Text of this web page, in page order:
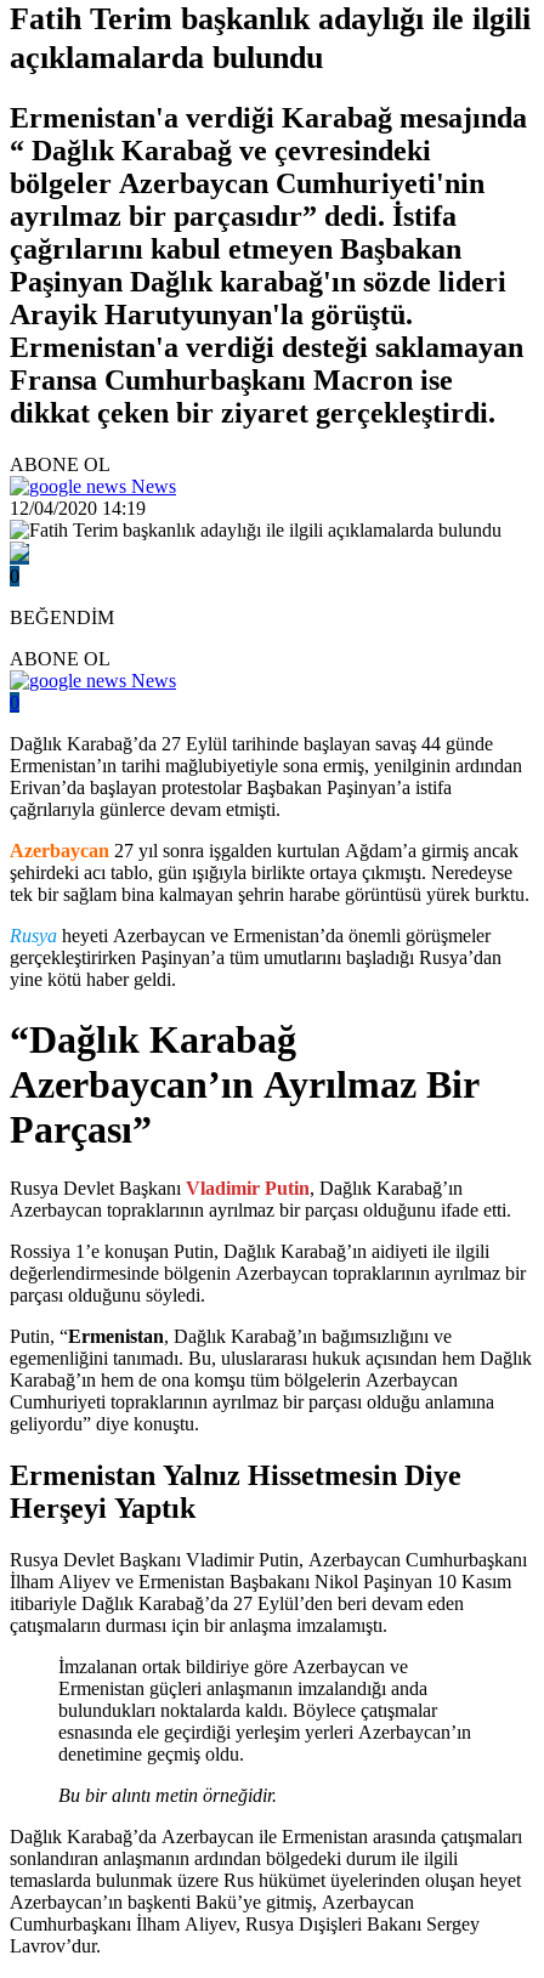
Fatih Terim başkanlık adaylığı ile ilgili
açıklamalarda bulundu
Ermenistan'a verdiği Karabağ mesajında
“ Dağlık Karabağ ve çevresindeki
bölgeler Azerbaycan Cumhuriyeti'nin
ayrılmaz bir parçasıdır” dedi. İstifa
çağrılarını kabul etmeyen Başbakan
Paşinyan Dağlık karabağ'ın sözde lideri
Arayik Harutyunyan'la görüştü.
Ermenistan'a verdiği desteği saklamayan
Fransa Cumhurbaşkanı Macron ise
dikkat çeken bir ziyaret gerçekleştirdi.
ABONE OL
News
12/04/2020 14:19
0
BEĞENDİM
ABONE OL
News
0
Dağlık Karabağ’da 27 Eylül tarihinde başlayan savaş 44 günde
Ermenistan’ın tarihi mağlubiyetiyle sona ermiş, yenilginin ardından
Erivan’da başlayan protestolar Başbakan Paşinyan’a istifa
çağrılarıyla günlerce devam etmişti.
Azerbaycan 27 yıl sonra işgalden kurtulan Ağdam’a girmiş ancak
şehirdeki acı tablo, gün ışığıyla birlikte ortaya çıkmıştı. Neredeyse
tek bir sağlam bina kalmayan şehrin harabe görüntüsü yürek burktu.
Rusya heyeti Azerbaycan ve Ermenistan’da önemli görüşmeler
gerçekleştirirken Paşinyan’a tüm umutlarını başladığı Rusya’dan
yine kötü haber geldi.
“Dağlık Karabağ
Azerbaycan’ın Ayrılmaz Bir
Parçası”
Rusya Devlet Başkanı Vladimir Putin, Dağlık Karabağ’ın
Azerbaycan topraklarının ayrılmaz bir parçası olduğunu ifade etti.
Rossiya 1’e konuşan Putin, Dağlık Karabağ’ın aidiyeti ile ilgili
değerlendirmesinde bölgenin Azerbaycan topraklarının ayrılmaz bir
parçası olduğunu söyledi.
Putin, “Ermenistan, Dağlık Karabağ’ın bağımsızlığını ve
egemenliğini tanımadı. Bu, uluslararası hukuk açısından hem Dağlık
Karabağ’ın hem de ona komşu tüm bölgelerin Azerbaycan
Cumhuriyeti topraklarının ayrılmaz bir parçası olduğu anlamına
geliyordu” diye konuştu.
Ermenistan Yalnız Hissetmesin Diye
Herşeyi Yaptık
Rusya Devlet Başkanı Vladimir Putin, Azerbaycan Cumhurbaşkanı
İlham Aliyev ve Ermenistan Başbakanı Nikol Paşinyan 10 Kasım
itibariyle Dağlık Karabağ’da 27 Eylül’den beri devam eden
çatışmaların durması için bir anlaşma imzalamıştı.
İmzalanan ortak bildiriye göre Azerbaycan ve
Ermenistan güçleri anlaşmanın imzalandığı anda
bulundukları noktalarda kaldı. Böylece çatışmalar
esnasında ele geçirdiği yerleşim yerleri Azerbaycan’ın
denetimine geçmiş oldu.
Bu bir alıntı metin örneğidir.
Dağlık Karabağ’da Azerbaycan ile Ermenistan arasında çatışmaları
sonlandıran anlaşmanın ardından bölgedeki durum ile ilgili
temaslarda bulunmak üzere Rus hükümet üyelerinden oluşan heyet
Azerbaycan’ın başkenti Bakü’ye gitmiş, Azerbaycan
Cumhurbaşkanı İlham Aliyev, Rusya Dışişleri Bakanı Sergey
Lavrov’dur.